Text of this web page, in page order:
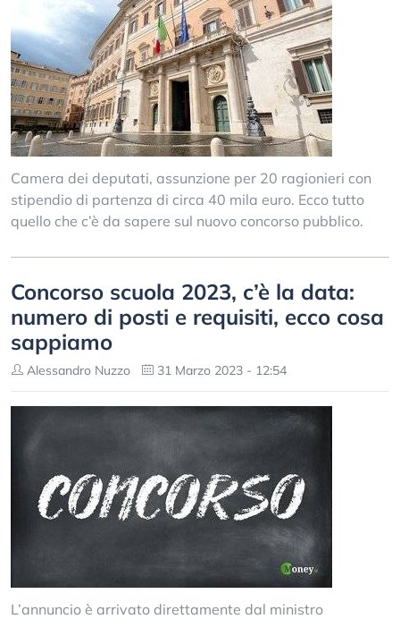
Camera dei deputati, assunzione per 20 ragionieri con
stipendio di partenza di circa 40 mila euro. Ecco tutto
quello che c’è da sapere sul nuovo concorso pubblico.
Concorso scuola 2023, c’è la data:
numero di posti e requisiti, ecco cosa
sappiamo
Alessandro Nuzzo 31 Marzo 2023 - 12:54
L’annuncio è arrivato direttamente dal ministro